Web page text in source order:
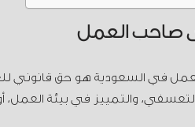
صاحب العمل
في السعودية هو حق قانوني
والتمييز في بيئة العمل،